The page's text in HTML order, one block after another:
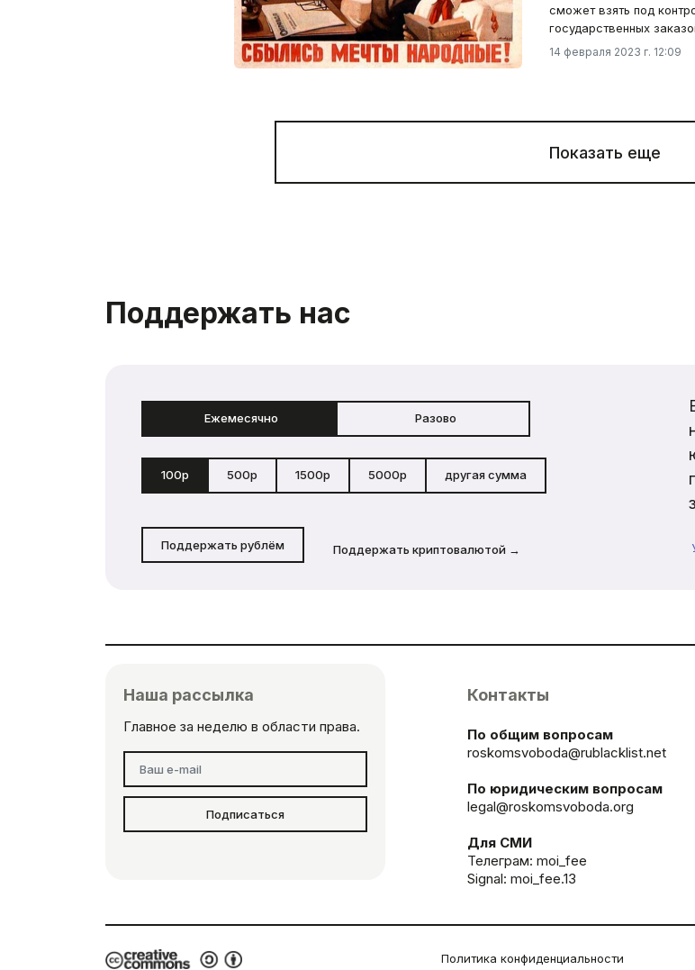
сможет взять под
государственных
14 февраля 2023 г. 12:09
Показать еще
Поддержать нас
Ежемесячно Разово
100р 500р 1500р 5000р другая сумма
Поддержать рублём Поддержать криптовалютой →
Наша рассылка
Главное за неделю в области права.
Подписаться
Контакты
По общим вопросам
roskomsvoboda@rublacklist.net
По юридическим вопросам
legal@roskomsvoboda.org
Для СМИ
Телеграм: moi_fee
Signal: moi_fee.13
Политика конфиденциальности